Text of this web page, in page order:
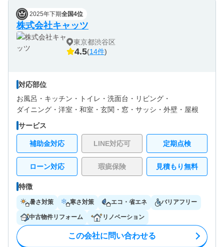
2025年下期全国4位
株式会社キャッツ
東京都渋谷区
4.5(14件)
対応部位
お風呂・ キッチン・ トイレ・ 洗面台・ リビング・
ダイニング・ 洋室・ 和室・ 玄関・ 窓・サッシ・ 外壁・ 屋根
サービス
補助金対応 LINE対応可 定期点検
ローン対応 瑕疵保険 見積もり無料
特徴
暑さ対策 寒さ対策 エコ・省エネ バリアフリー
中古物件リフォーム リノベーション
この会社に問い合わせる